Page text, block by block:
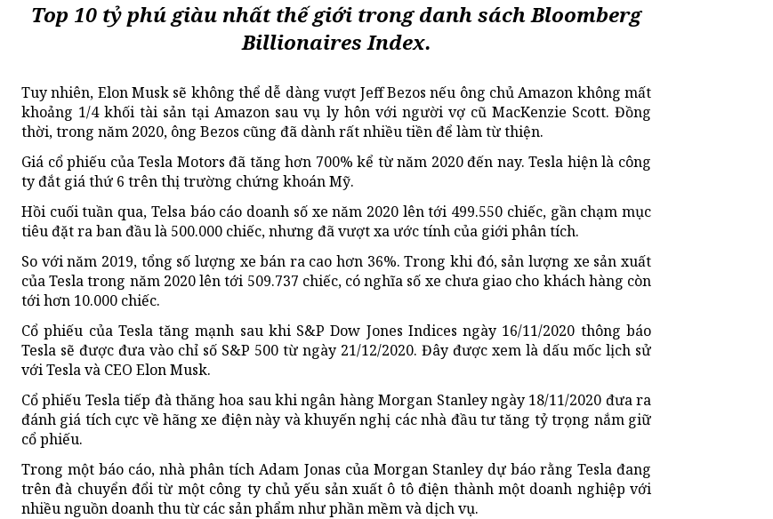
Top 10 tỷ phú giàu nhất thế giới trong danh sách Bloomberg
Billionaires Index.
Tuy nhiên, Elon Musk sẽ không thể dễ dàng vượt Jeff Bezos nếu ông chủ Amazon không mất
khoảng 1/4 khối tài sản tại Amazon sau vụ ly hôn với người vợ cũ MacKenzie Scott. Đồng
thời, trong năm 2020, ông Bezos cũng đã dành rất nhiều tiền để làm từ thiện.
Giá cổ phiếu của Tesla Motors đã tăng hơn 700% kể từ năm 2020 đến nay. Tesla hiện là công
ty đắt giá thứ 6 trên thị trường chứng khoán Mỹ.
Hồi cuối tuần qua, Telsa báo cáo doanh số xe năm 2020 lên tới 499.550 chiếc, gần chạm mục
tiêu đặt ra ban đầu là 500.000 chiếc, nhưng đã vượt xa ước tính của giới phân tích.
So với năm 2019, tổng số lượng xe bán ra cao hơn 36%. Trong khi đó, sản lượng xe sản xuất
của Tesla trong năm 2020 lên tới 509.737 chiếc, có nghĩa số xe chưa giao cho khách hàng còn
tới hơn 10.000 chiếc.
Cổ phiếu của Tesla tăng mạnh sau khi S&P Dow Jones Indices ngày 16/11/2020 thông báo
Tesla sẽ được đưa vào chỉ số S&P 500 từ ngày 21/12/2020. Đây được xem là dấu mốc lịch sử
với Tesla và CEO Elon Musk.
Cổ phiếu Tesla tiếp đà thăng hoa sau khi ngân hàng Morgan Stanley ngày 18/11/2020 đưa ra
đánh giá tích cực về hãng xe điện này và khuyến nghị các nhà đầu tư tăng tỷ trọng nắm giữ
cổ phiếu.
Trong một báo cáo, nhà phân tích Adam Jonas của Morgan Stanley dự báo rằng Tesla đang
trên đà chuyển đổi từ một công ty chủ yếu sản xuất ô tô điện thành một doanh nghiệp với
nhiều nguồn doanh thu từ các sản phẩm như phần mềm và dịch vụ.